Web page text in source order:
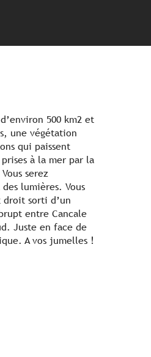
500 km2 et
une végétation
qui paissent
à la mer par la
serez
lumières. Vous
droit sorti d’un
entre Cancale
Juste en face de
A vos jumelles !